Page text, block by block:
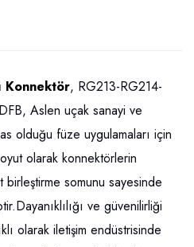
Konnektör, RG213-RG214-
Aslen uçak sanayi ve
olduğu füze uygulamaları için
olarak konnektörlerin
birleştirme somunu sayesinde
ve güvenilirliği
olarak iletişim endüstrisinde